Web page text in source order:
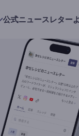
公式ニュースレター